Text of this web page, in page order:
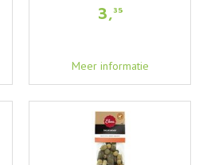
3,35
Meer informatie